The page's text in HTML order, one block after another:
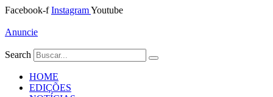
Ir
o
Facebook-f InstagramYoutube
Anuncie
Search
HOME
EDIÇÕES